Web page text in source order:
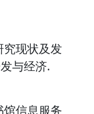
现状及发
与经济.
信息服务